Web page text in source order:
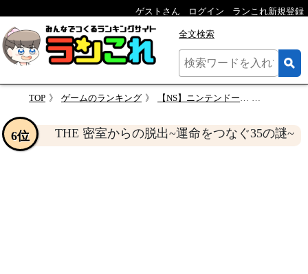
ゲストさん ログイン ランこれ新規登録
全文検索
TOP ゲームのランキング 【NS】ニンテンドースイッチの名作・アドベンチャーゲーム人気投票＆ランキング【ADV】
THE 密室からの脱出~運命をつなぐ35の謎~
6位